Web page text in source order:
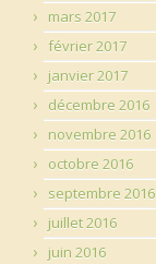
mars 2017
février 2017
janvier 2017
décembre 2016
novembre 2016
octobre 2016
septembre 2016
juillet 2016
juin 2016